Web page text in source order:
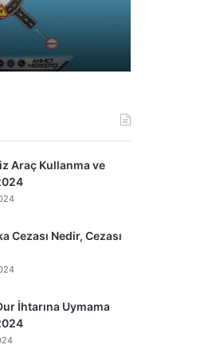
Araç Kullanma ve
Cezası Nedir, Cezası
İhtarına Uymama